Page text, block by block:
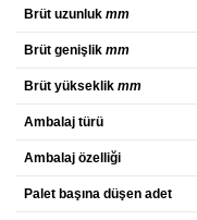
Brüt uzunluk mm
Brüt genişlik mm
Brüt yükseklik mm
Ambalaj türü
Ambalaj özelliği
Palet başına düşen adet